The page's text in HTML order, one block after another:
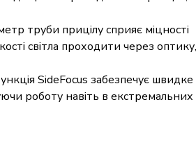
труби прицілу сприяє міцності
світла проходити через
SideFocus забезпечує швидке
роботу навіть в екстремальних